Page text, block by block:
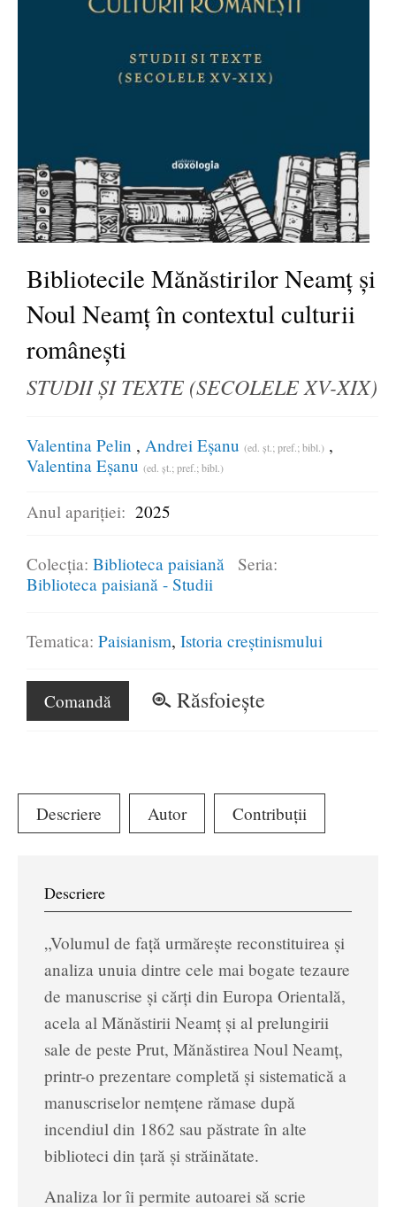
Bibliotecile Mănăstirilor Neamț și
Noul Neamț în contextul culturii
românești
STUDII ŞI TEXTE (SECOLELE XV-XIX)
Valentina Pelin Andrei Eșanu (ed. șt.; pref.; bibl.)
Valentina Eșanu (ed. șt.; pref.; bibl.)
Anul apariției: 2025
Colecția: Biblioteca paisiană
Seria:
Biblioteca paisiană - Studii
Tematica: Paisianism Istoria creștinismului
Comandă Răsfoiește
Descriere Autor Contribuții
Descriere
„Volumul de față urmărește reconstituirea și
analiza unuia dintre cele mai bogate tezaure
de manuscrise și cărți din Europa Orientală,
acela al Mănăstirii Neamț și al prelungirii
sale de peste Prut, Mănăstirea Noul Neamț,
printr-o prezentare completă și sistematică a
manuscriselor nemțene rămase după
incendiul din 1862 sau păstrate în alte
biblioteci din țară și străinătate.
Analiza lor îi permite autoarei să scrie